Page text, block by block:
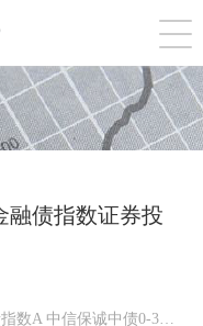
切
融债指数证券投
中信保诚中债0-3年政金债指数A 中信保诚中债0-3年政金债指数C